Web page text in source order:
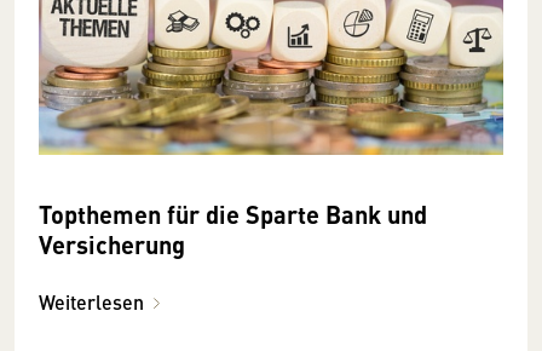
Topthemen für die Sparte Bank und
Versicherung
Weiterlesen